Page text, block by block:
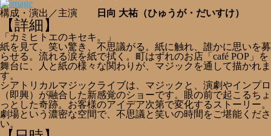
構成・演出／主演 日向 大祐（ひゅうが・だいすけ）
【詳細】
「カミヒトエのキセキ。」
紙を見て、笑い驚き、不思議がる。紙に触れ、誰かに思いを募
らせる。流れる涙を紙で拭く。町はずれのお店「café POP」を
舞台に、人と紙の様々な関わりが、マジックを通して描かれま
す。
シアトリカルマジックライブは、マジックと、演劇やインプロ
（即興）が融合した新感覚のショーです。眼の前で起こるちょ
っとした奇跡。お客様のアイデア次第で変化するストーリー。
劇場という濃密な空間で、不思議と笑いの時間をご堪能くださ
い。